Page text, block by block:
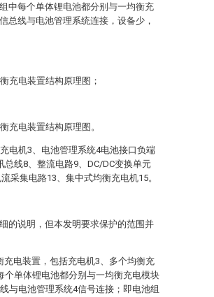
中每个单体锂电池都分别与一均衡充
总线与电池管理系统连接，设备少，
充电装置结构原理图；
充电装置结构原理图。
电机3、电池管理系统4电池接口负端
线8、整流电路9、DC/DC变换单元
采集电路13、集中式均衡充电机15。
的说明，但本发明要求保护的范围并
电装置，包括充电机3、多个均衡充
个单体锂电池都分别与一均衡充电模块
与电池管理系统4信号连接；即电池组